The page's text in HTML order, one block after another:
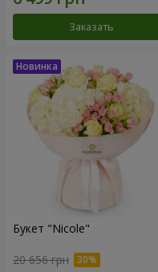
Заказать
Букет "Nicole"
20 656 грн